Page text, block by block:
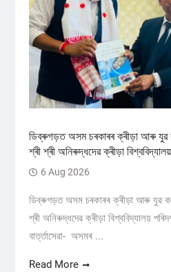
ডিব্ৰুগড়ত অসম চৰকাৰৰ ক্ৰীড়া আৰু যুৱ
শ্ৰী শ্ৰী অনিৰুদ্ধদেৱ ক্ৰীড়া
6 Aug 2026
ডিব্ৰুগড়ত অসম চৰকাৰৰ ক্ৰীড়া আৰু যুৱ
শ্ৰী অনিৰুদ্ধদেৱ ক্ৰীড়া বিশ্ববিদ্যালয়
বাৰ্ত্তাসেৱা- অসমৰ ...
Read More